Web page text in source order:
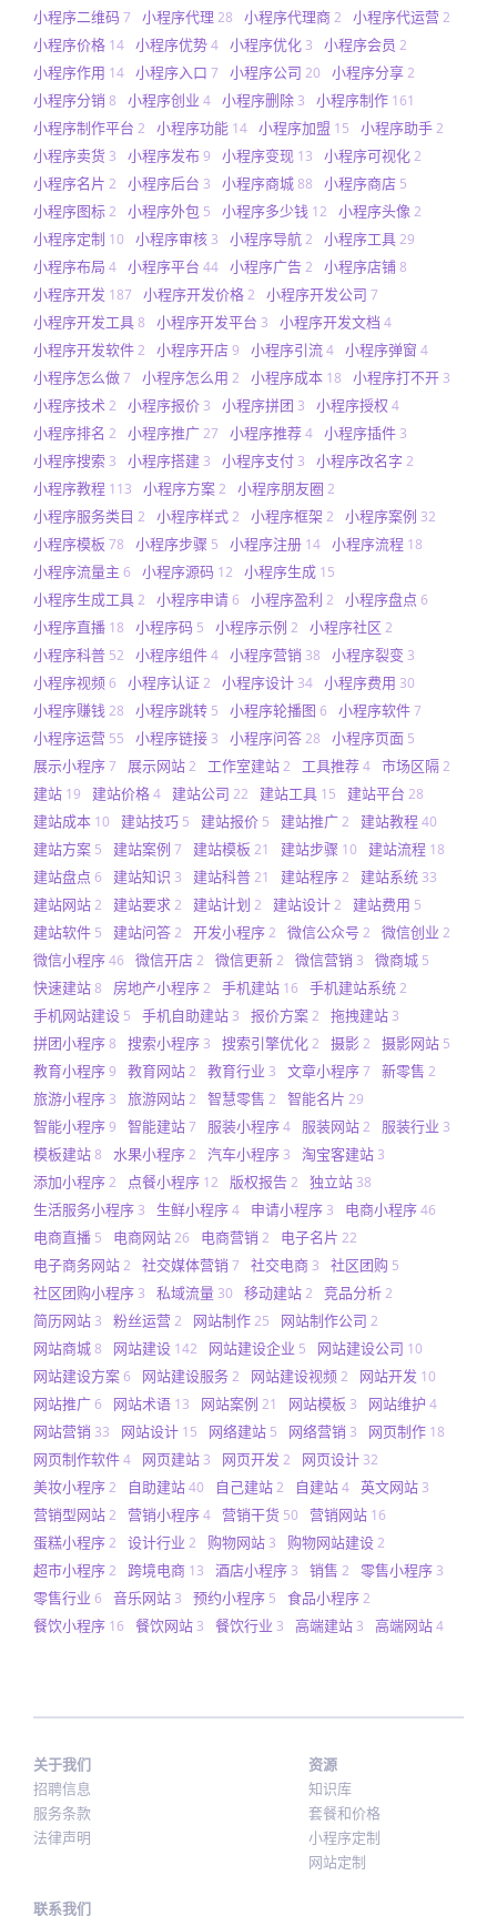
小程序二维码7 小程序代理 28 小程序代理商2 小程序代运营2
小程序价格 14 小程序优势4 小程序优化 3 小程序会员 2
小程序作用 14 小程序入口 7 小程序公司 20 小程序分享2
小程序分销 8 小程序创业 4 小程序删除 3 小程序制作 161
小程序制作平台 2 小程序功能 14 小程序加盟 15 小程序助手2
小程序卖货 3 小程序发布9 小程序变现 13 小程序可视化2
小程序名片 2 小程序后台 3 小程序商城88 小程序商店 5
小程序图标2 小程序外包 5 小程序多少钱 12 小程序头像 2
小程序定制 10 小程序审核 3 小程序导航2 小程序工具29
小程序布局 4 小程序平台 44 小程序广告2 小程序店铺8
小程序开发 187 小程序开发价格2 小程序开发公司 7
小程序开发工具8 小程序开发平台 3 小程序开发文档 4
小程序开发软件2 小程序开店9 小程序引流4 小程序弹窗 4
小程序怎么做7 小程序怎么用 2 小程序成本 18 小程序打不开 3
小程序技术2 小程序报价 3 小程序拼团 3 小程序授权 4
小程序排名 2 小程序推广27 小程序推荐4 小程序插件 3
小程序搜索 3 小程序搭建 3 小程序支付 3 小程序改名字 2
小程序教程 113 小程序方案2 小程序朋友圈 2
小程序服务类目 2 小程序样式2 小程序框架 2 小程序案例 32
小程序模板 78 小程序步骤 5 小程序注册 14 小程序流程 18
小程序流量主 6 小程序源码 12 小程序生成 15
小程序生成工具2 小程序申请6 小程序盈利 2 小程序盘点 6
小程序直播 18 小程序码 5 小程序示例 2 小程序社区 2
小程序科普 52 小程序组件4 小程序营销 38 小程序裂变 3
小程序视频6 小程序认证2 小程序设计 34 小程序费用 30
小程序赚钱28 小程序跳转 5 小程序轮播图 6 小程序软件7
小程序运营 55 小程序链接 3 小程序问答28 小程序页面 5
展示小程序7 展示网站2 工作室建站2 工具推荐4 市场区隔2
建站 19 建站价格4 建站公司 22 建站工具 15 建站平台 28
建站成本 10 建站技巧 5 建站报价 5 建站推广2 建站教程40
建站方案 5 建站案例 7 建站模板 21 建站步骤 10 建站流程 18
建站盘点 6 建站知识 3 建站科普21 建站程序2 建站系统 33
建站网站2 建站要求2 建站计划 2 建站设计2 建站费用 5
建站软件 5 建站问答2 开发小程序2 微信公众号 2 微信创业 2
微信小程序46 微信开店2 微信更新2 微信营销 3 微商城 5
快速建站8 房地产小程序2 手机建站 16 手机建站系统2
手机网站建设 5 手机自助建站 3 报价方案2 拖拽建站 3
拼团小程序8 搜索小程序 3 搜索引擎优化2 摄影2 摄影网站 5
教育小程序9 教育网站2 教育行业 3 文章小程序7 新零售 2
旅游小程序 3 旅游网站2 智慧零售 2 智能名片 29
智能小程序9 智能建站7 服装小程序4 服装网站2 服装行业 3
模板建站8 水果小程序2 汽车小程序 3 淘宝客建站 3
添加小程序2 点餐小程序 12 版权报告2 独立站 38
生活服务小程序 3 生鲜小程序4 申请小程序 3 电商小程序46
电商直播 5 电商网站26 电商营销 2 电子名片 22
电子商务网站2 社交媒体营销 7 社交电商 3 社区团购 5
社区团购小程序 3 私域流量 30 移动建站2 竞品分析2
简历网站 3 粉丝运营2 网站制作25 网站制作公司 2
网站商城8 网站建设 142 网站建设企业 5 网站建设公司 10
网站建设方案6 网站建设服务2 网站建设视频2 网站开发 10
网站推广6 网站术语 13 网站案例 21 网站模板 3 网站维护 4
网站营销 33 网站设计 15 网络建站 5 网络营销 3 网页制作 18
网页制作软件4 网页建站 3 网页开发 2 网页设计 32
美妆小程序2 自助建站40 自己建站2 自建站4 英文网站 3
营销型网站2 营销小程序4 营销干货 50 营销网站 16
蛋糕小程序2 设计行业 2 购物网站 3 购物网站建设2
超市小程序2 跨境电商 13 酒店小程序 3 销售 2 零售小程序 3
零售行业 6 音乐网站 3 预约小程序 5 食品小程序2
餐饮小程序 16 餐饮网站 3 餐饮行业 3 高端建站 3 高端网站4
关于我们
招聘信息
服务条款
法律声明
资源
知识库
套餐和价格
小程序定制
网站定制
联系我们